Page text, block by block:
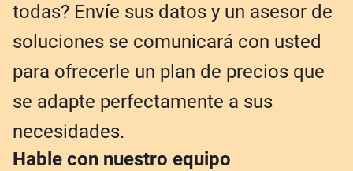
todas? Envíe sus datos y un asesor de
soluciones se comunicará con usted
para ofrecerle un plan de precios que
se adapte perfectamente a sus
necesidades.
Hable con nuestro equipo